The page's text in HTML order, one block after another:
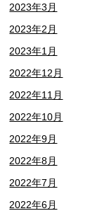
2023年3月
2023年2月
2023年1月
2022年12月
2022年11月
2022年10月
2022年9月
2022年8月
2022年7月
2022年6月